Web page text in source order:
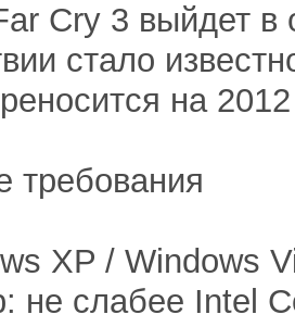
Cry 3 выйдет в
стало
на 2012
требования
XP / Windows
не слабее Intel